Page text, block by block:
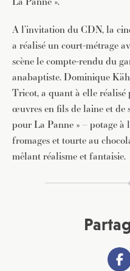
A l’invitation du CDN, la
a réalisé un court-métrage
scène le compte-rendu du
anabaptiste. Dominique
Tricot, a quant à elle réalisé
œuvres en fils de laine et de
pour La Panne » – potage à
fromages et tourte au
mêlant réalisme et fantaisie.